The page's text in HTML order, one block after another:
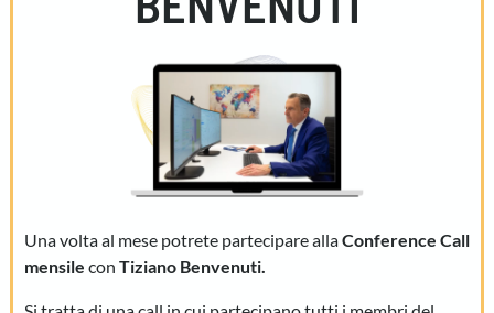
Una volta al mese potrete partecipare allaConference Call
mensile con Tiziano Benvenuti.